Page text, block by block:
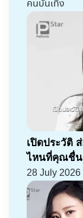
คนบันเทิง
เปิดประวัติ
ไหนที่คุณชื่
28 July 2026